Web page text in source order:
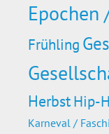
Epochen
Frühling
HerbstHip-
Karneval /